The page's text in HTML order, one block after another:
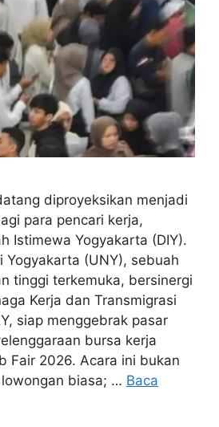
diproyeksikan menjadi
para pencari kerja,
Istimewa Yogyakarta (DIY).
Yogyakarta (UNY), sebuah
tinggi terkemuka, bersinergi
Kerja dan Transmigrasi
siap menggebrak pasar
bursa kerja
Fair 2026. Acara ini bukan
biasa; … Baca